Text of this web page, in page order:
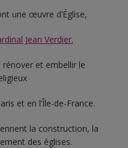
une œuvre d’Église,
Jean Verdier.
et embellir le
et en l’Île-de-France.
la construction, la
des églises.